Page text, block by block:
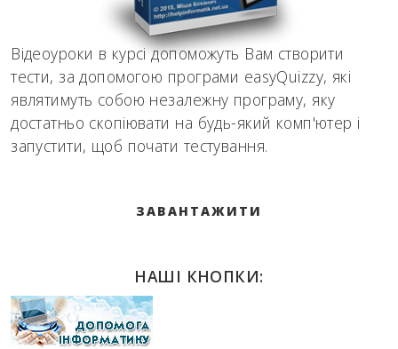
Відеоуроки в курсі допоможуть Вам створити
тести, за допомогою програми easyQuizzy, які
являтимуть собою незалежну програму, яку
достатньо скопіювати на будь-який комп'ютер і
запустити, щоб почати тестування.
ЗАВАНТАЖИТИ
НАШІ КНОПКИ: